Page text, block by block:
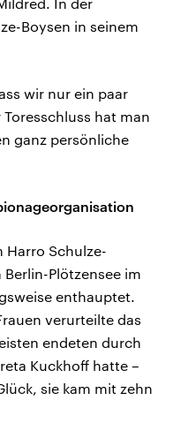
In der
Boysen in seinem
wir nur ein paar
hat man
ganz persönliche
Harro Schulze-
Plötzensee im
enthauptet.
verurteilte das
endeten durch
Kuckhoff hatte –
sie kam mit zehn